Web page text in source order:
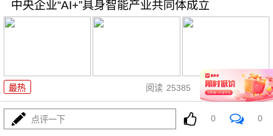
中央企业“AI+”具身智能产业共同体成立
最热 阅读 25385 02-12
最高检：持续深化检校合作育人
点评一下 0 0